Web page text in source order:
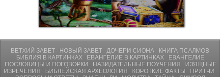
ВЕТХИЙ ЗАВЕТ НОВЫЙ ЗАВЕТ ДОЧЕРИ СИОНА
КНИГА ПСАЛМОВ
БИБЛИЯ В КАРТИНКАХ
ЕВАНГЕЛИЕ В КАРТИНКАХ
ЕВАНГЕЛИЕ
ПОСЛОВИЦЫ И ПОГОВОРКИ
НАЗИДАТЕЛЬНЫЕ ПОУЧЕНИЯ
ИЗЯЩНЫЕ
ИЗРЕЧЕНИЯ
БИБЛЕЙСКАЯ АРХЕОЛОГИЯ КОРОТКИЕ ФАКТЫ
ПРИТЧИ